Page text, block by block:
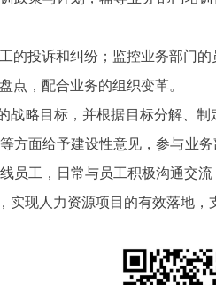
的投诉和纠纷；监控业务部门的
点，配合业务的组织变革。
略目标，并根据目标分解、
方面给予建设性意见，参与业
员工，日常与员工积极沟通交
实现人力资源项目的有效落地，